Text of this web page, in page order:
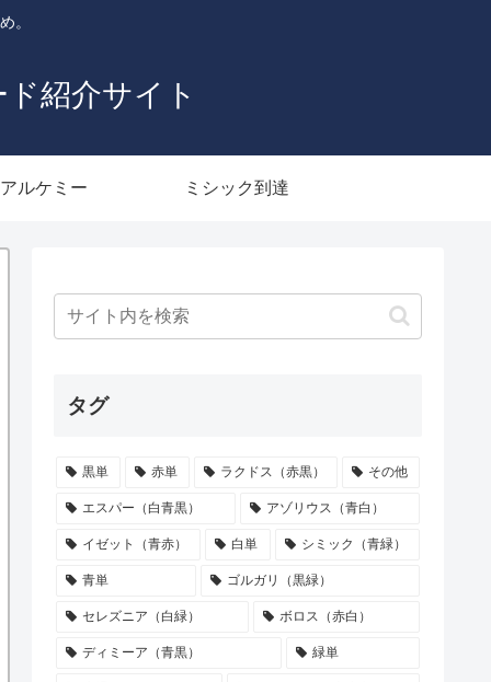
。
紹介サイト
アルケミー ミシック到達
タグ
黒単 赤単 ラクドス（赤黒） その他
エスパー（白青黒） アゾリウス（青白）
イゼット（青赤） 白単 シミック（青緑）
青単 ゴルガリ（黒緑）
セレズニア（白緑） ボロス（赤白）
ディミーア（青黒） 緑単